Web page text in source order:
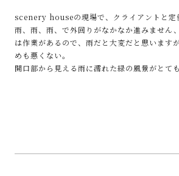
scenery houseの現場で、クライアントと定
雨、雨、雨、で外回りがなかなか進みません
は作業があるので、雨だと大変だと思います
めも悪くない。
開口部から見える雨に濡れた緑の風景がとて